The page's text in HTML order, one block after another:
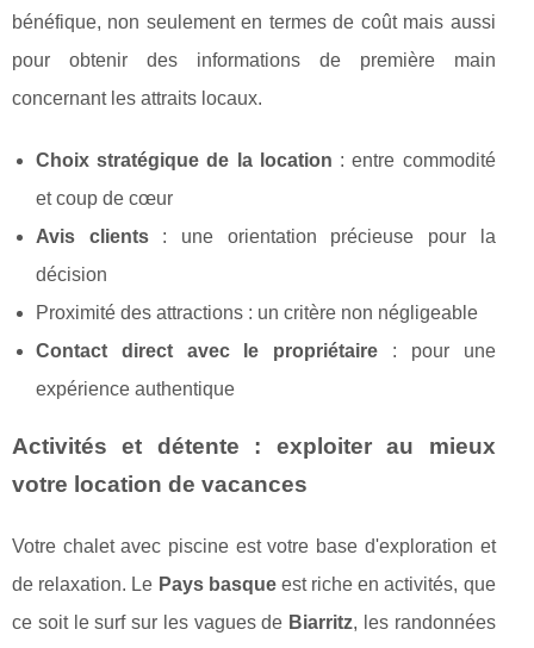
bénéfique, non seulement en termes de coût mais aussi
pour obtenir des informations de première main
concernant les attraits locaux.
Choix stratégique de la location : entre commodité
et coup de cœur
Avis clients: une orientation précieuse pour la
décision
Proximité des attractions : un critère non négligeable
Contact direct avec le propriétaire : pour une
expérience authentique
Activités et détente : exploiter au mieux
votre location de vacances
Votre chalet avec piscine est votre base d'exploration et
de relaxation. Le Pays basqueest riche en activités, que
ce soit le surf sur les vagues de Biarritz, les randonnées